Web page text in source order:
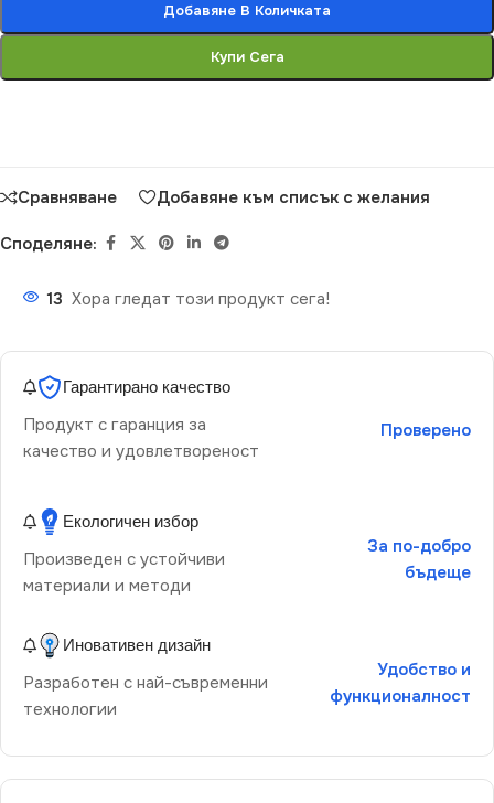
Добавяне В Количката
Купи Сега
Сравняване Добавяне към списък с желания
Споделяне:
13 Хора гледат този продукт сега!
Гарантирано качество
Продукт с гаранция за
качество и удовлетвореност
Проверено
Екологичен избор
Произведен с устойчиви
материали и методи
За по-добро
бъдеще
Иновативен дизайн
Разработен с най-съвременни
технологии
Удобство и
функционалност